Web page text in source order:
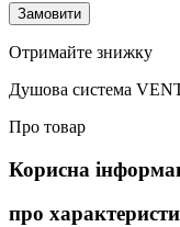
Замовити
Отримайте знижку
Душова система
Про товар
Корисна
про